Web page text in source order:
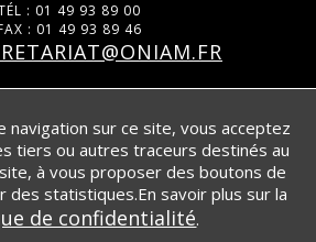
: 01 49 93 89 00
: 01 49 93 89 46
DATA.GOUV.FR
DE CONFIDENTIALITÉ
UTILES
PLAN DU SITE
navigation sur ce site, vous acceptez
tiers ou autres traceurs destinés au
à vous proposer des boutons de
des statistiques.En savoir plus sur la
de confidentialité.